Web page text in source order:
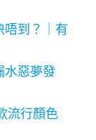
唔到？｜有
水惡夢發
流行顏色